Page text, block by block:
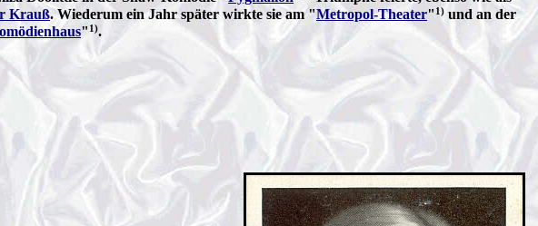
Krauß. Wiederum ein Jahr später wirkte sie am "Metropol-Theater" 1) und an der
" 1).